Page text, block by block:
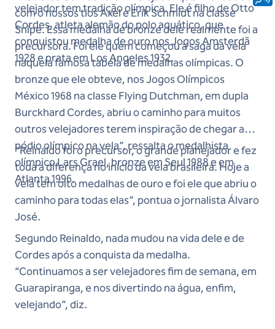
velejador tem tradição olímpica. Ele é filho de Otto
Cordes, atleta alemão do polo aquático, que
conquistou medalha de ouro nos Jogos Amsterdã
1928 e prata em Los Angeles 1932.
com o nossos tios Axel e Erik Schmidt na classe
Snipe. Essa medalha de bronze dele realmente foi a
precursora. Foi ele quem começou a saga da vela
naquela famosa tabela de medalhas olímpicas. O
bronze que ele obteve, nos Jogos Olímpicos
México 1968 na classe Flying Dutchman, em dupla
Burckhard Cordes, abriu o caminho para muitos
outros velejadores terem inspiração de chegar ao
pódio olímpico na vela”, ressalta o medalhista
olímpico Lars Grael, bronze em Seul 1988 e em
Atlanta 1996.
“Reinaldo foi o precursor, o grande planejador e fez
toda a diferença no início da vela brasileira. Hoje a
vela tem oito medalhas de ouro e foi ele que abriu o
caminho para todas elas”, pontua o jornalista Álvaro
José.
Segundo Reinaldo, nada mudou na vida dele e de
Cordes após a conquista da medalha.
“Continuamos a ser velejadores fim de semana, em
Guarapiranga, e nos divertindo na água, enfim,
velejando”, diz.